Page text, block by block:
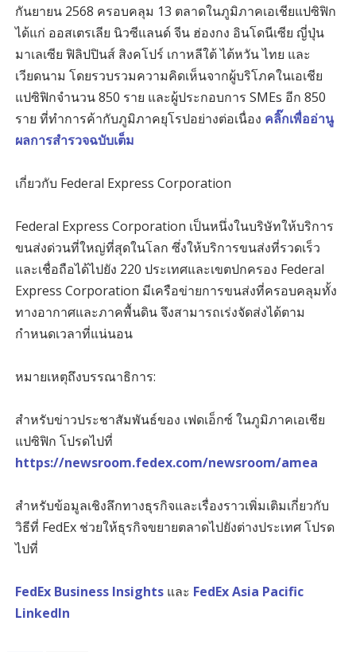
กันยายน 2568 ครอบคลุม 13 ตลาดในภูมิภาคเอเชียแปซิฟิก
ได้แก่ ออสเตรเลีย นิวซีแลนด์ จีน ฮ่องกง อินโดนีเซีย ญี่ปุ่น
มาเลเซีย ฟิลิปปินส์ สิงคโปร์ เกาหลีใต้ ไต้หวัน ไทย และ
เวียดนาม โดยรวบรวมความคิดเห็นจากผู้บริโภคในเอเชีย
แปซิฟิกจำนวน 850 ราย และผู้ประกอบการ SMEs อีก 850
ราย ที่ทำการค้ากับภูมิภาคยุโรปอย่างต่อเนื่อง คลิ๊กเพื่ออ่านู
ผลการสำรวจฉบับเต็ม
เกี่ยวกับ Federal Express Corporation
Federal Express Corporation เป็นหนึ่งในบริษัทให้บริการ
ขนส่งด่วนที่ใหญ่ที่สุดในโลก ซึ่งให้บริการขนส่งที่รวดเร็ว
และเชื่อถือได้ไปยัง 220 ประเทศและเขตปกครอง Federal
Express Corporation มีเครือข่ายการขนส่งที่ครอบคลุมทั้ง
ทางอากาศและภาคพื้นดิน จึงสามารถเร่งจัดส่งได้ตาม
กำหนดเวลาที่แน่นอน
หมายเหตุถึงบรรณาธิการ:
สำหรับข่าวประชาสัมพันธ์ของ เฟดเอ็กซ์ ในภูมิภาคเอเชีย
แปซิฟิก โปรดไปที่
https://newsroom.fedex.com/newsroom/amea
สำหรับข้อมูลเชิงลึกทางธุรกิจและเรื่องราวเพิ่มเติมเกี่ยวกับ
วิธีที่ FedEx ช่วยให้ธุรกิจขยายตลาดไปยังต่างประเทศ โปรด
ไปที่
FedEx Business Insightsและ FedEx Asia Pacific
LinkedIn